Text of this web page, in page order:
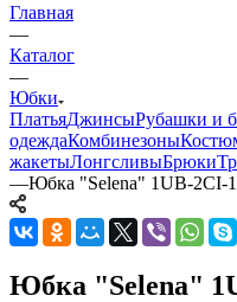
Главная
—
Каталог
—
Юбки
ПлатьяДжинсыРубашки и
одеждаКомбинезоны
жакетыЛонгсливыБрюки
—Юбка "Selena" 1UB-2CI-
Юбка "Selena"